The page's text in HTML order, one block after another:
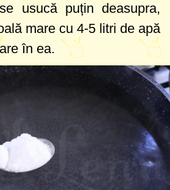
usucă puțin deasupra,
mare cu 4-5 litri de apă
în ea.